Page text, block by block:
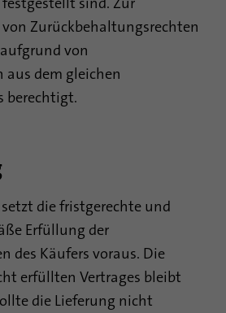
Zurückbehaltungsrechten
von
aus dem gleichen
berechtigt.
die fristgerechte und
Erfüllung der
des Käufers voraus. Die
erfüllten Vertrages bleibt
die Lieferung nicht
Cookie wird gespeichert, wann
mit dem Cookie
cookie“ stattgefunden hat.
Cookie wird für den ID-
gesetzt. Es
den Zeitpunkt der letzten
um häufig wiederholte
zu vermeiden.